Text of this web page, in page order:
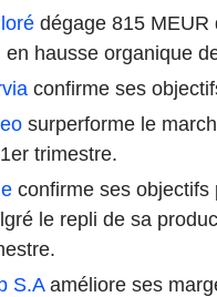
dégage 815 MEUR
en hausse organique
confirme ses
surperforme le
trimestre.
confirme ses objectifs
le repli de sa
S.Aaméliore ses